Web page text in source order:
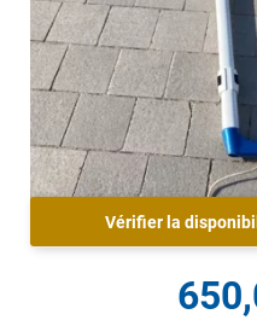
Vérifier la